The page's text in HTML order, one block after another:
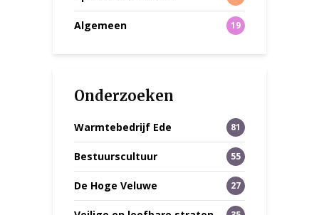
Algemeen 19
Onderzoeken
Warmtebedrijf Ede 81
Bestuurscultuur 55
De Hoge Veluwe 27